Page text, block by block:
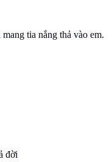
tia nắng thả vào em.
đời